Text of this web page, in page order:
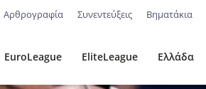
Αρθρογραφία Συνεντεύξεις Βηματάκια
EuroLeague EliteLeague Ελλάδα